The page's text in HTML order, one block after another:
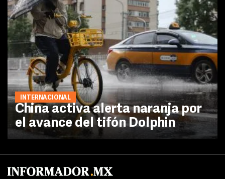
INTERNACIONAL
China activa alerta naranja por
el avance del tifón Dolphin